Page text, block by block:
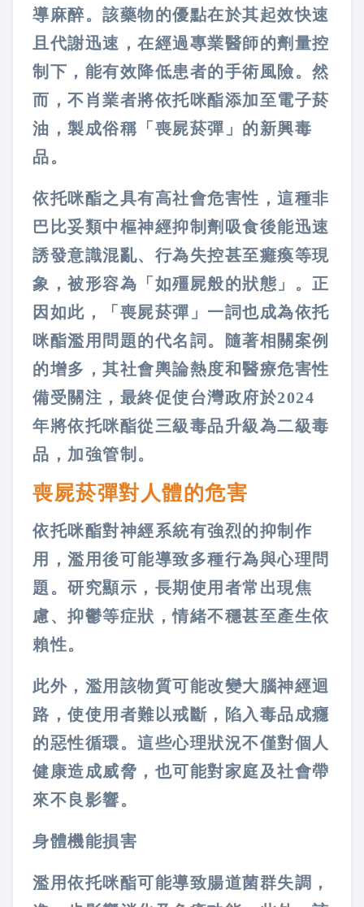
導麻醉。該藥物的優點在於其起效快速
且代謝迅速，在經過專業醫師的劑量控
制下，能有效降低患者的手術風險。然
而，不肖業者將依托咪酯添加至電子菸
油，製成俗稱「喪屍菸彈」的新興毒
品。
依托咪酯之具有高社會危害性，這種非
巴比妥類中樞神經抑制劑吸食後能迅速
誘發意識混亂、行為失控甚至癱瘓等現
象，被形容為「如殭屍般的狀態」。正
因如此，「喪屍菸彈」一詞也成為依托
咪酯濫用問題的代名詞。隨著相關案例
的增多，其社會輿論熱度和醫療危害性
備受關注，最終促使台灣政府於2024
年將依托咪酯從三級毒品升級為二級毒
品，加強管制​​。
喪屍菸彈對人體的危害
依托咪酯對神經系統有強烈的抑制作
用，濫用後可能導致多種行為與心理問
題。研究顯示，長期使用者常出現焦
慮、抑鬱等症狀，情緒不穩甚至產生依
賴性。
此外，濫用該物質可能改變大腦神經迴
路，使使用者難以戒斷，陷入毒品成癮
的惡性循環。這些心理狀況不僅對個人
健康造成威脅，也可能對家庭及社會帶
來不良影響。
身體機能損害
濫用依托咪酯可能導致腸道菌群失調，